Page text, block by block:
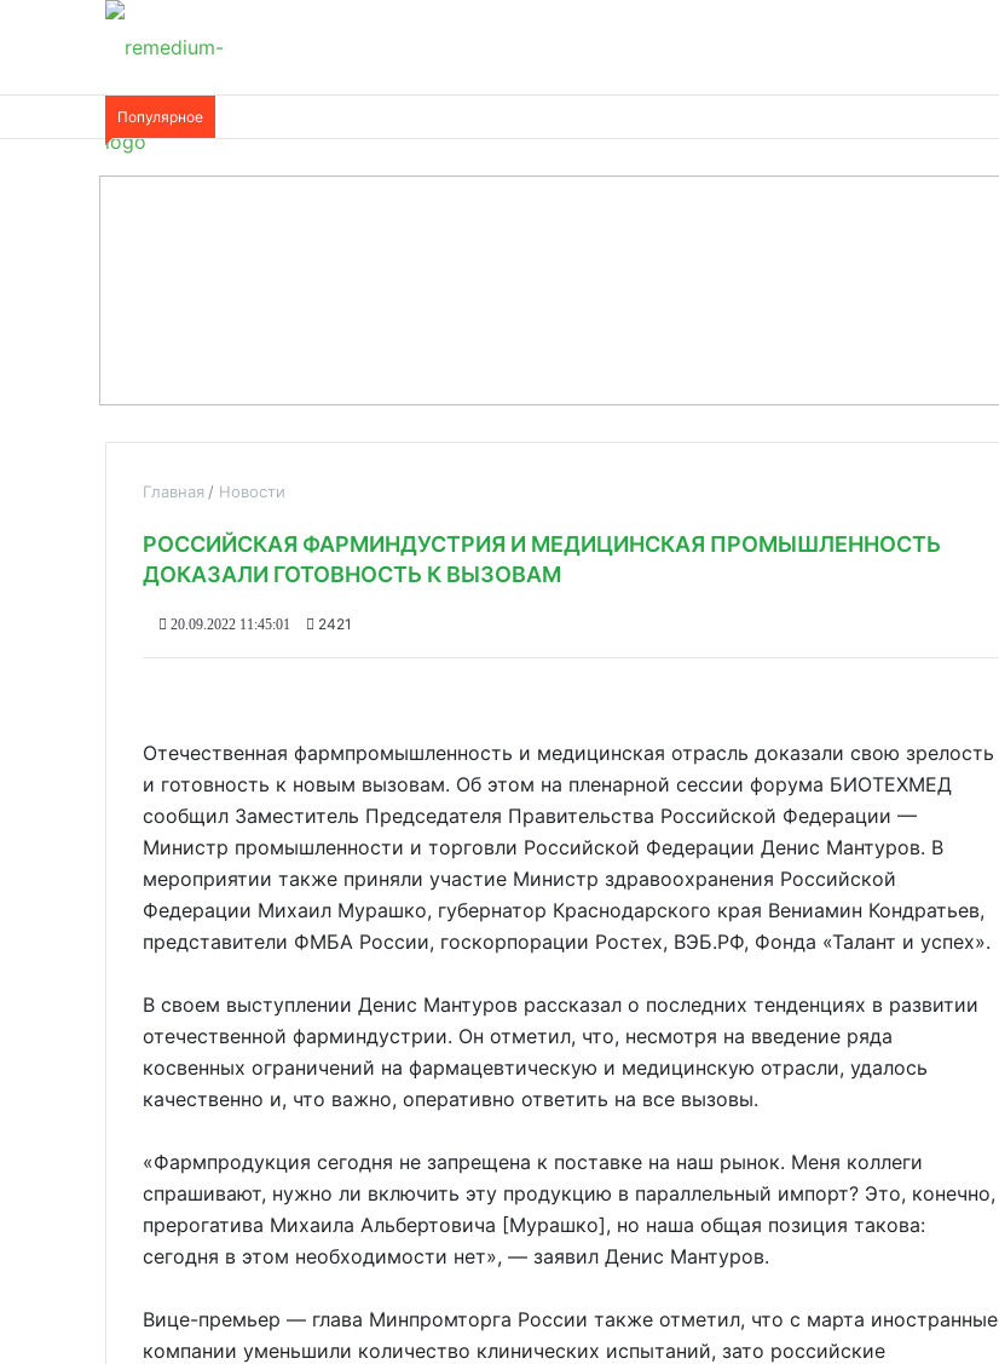
Популярное
Главная Новости
РОССИЙСКАЯ ФАРМИНДУСТРИЯ И МЕДИЦИНСКАЯ ПРОМЫШЛЕННОСТЬ
ДОКАЗАЛИ ГОТОВНОСТЬ К ВЫЗОВАМ
20.09.2022 11:45:01 2421
Отечественная фармпромышленность и медицинская отрасль доказали свою зрелость
и готовность к новым вызовам. Об этом на пленарной сессии форума БИОТЕХМЕД
сообщил Заместитель Председателя Правительства Российской Федерации —
Министр промышленности и торговли Российской Федерации Денис Мантуров. В
мероприятии также приняли участие Министр здравоохранения Российской
Федерации Михаил Мурашко, губернатор Краснодарского края Вениамин Кондратьев,
представители ФМБА России, госкорпорации Ростех, ВЭБ.РФ, Фонда «Талант и успех».
В своем выступлении Денис Мантуров рассказал о последних тенденциях в развитии
отечественной фарминдустрии. Он отметил, что, несмотря на введение ряда
косвенных ограничений на фармацевтическую и медицинскую отрасли, удалось
качественно и, что важно, оперативно ответить на все вызовы.
«Фармпродукция сегодня не запрещена к поставке на наш рынок. Меня коллеги
спрашивают, нужно ли включить эту продукцию в параллельный импорт? Это, конечно,
прерогатива Михаила Альбертовича [Мурашко], но наша общая позиция такова:
сегодня в этом необходимости нет», — заявил Денис Мантуров.
Вице-премьер — глава Минпромторга России также отметил, что с марта иностранные
компании уменьшили количество клинических испытаний, зато российские